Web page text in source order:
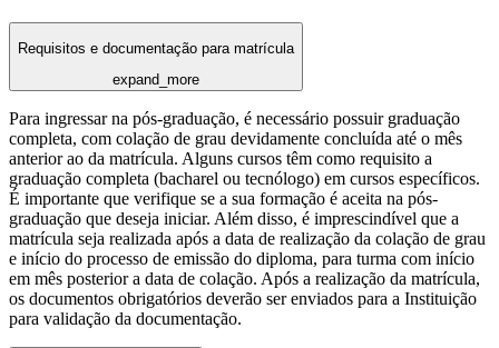
Requisitos e documentação para matrícula
expand_more
Para ingressar na pós-graduação, é necessário possuir graduação
completa, com colação de grau devidamente concluída até o mês
anterior ao da matrícula. Alguns cursos têm como requisito a
graduação completa (bacharel ou tecnólogo) em cursos específicos.
É importante que verifique se a sua formação é aceita na pós-
graduação que deseja iniciar. Além disso, é imprescindível que a
matrícula seja realizada após a data de realização da colação de grau
e início do processo de emissão do diploma, para turma com início
em mês posterior a data de colação. Após a realização da matrícula,
os documentos obrigatórios deverão ser enviados para a Instituição
para validação da documentação.